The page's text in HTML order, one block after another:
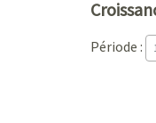
Période :